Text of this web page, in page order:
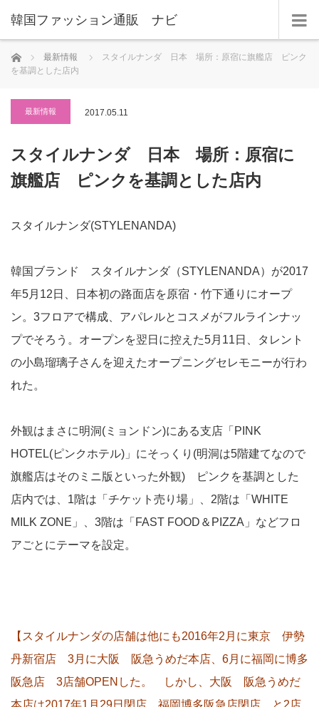
韓国ファッション通販 ナビ
ホーム 最新情報
スタイルナンダ 日本 場所：原宿に旗艦店 ピンク
を基調とした店内
最新情報 2017.05.11
スタイルナンダ 日本 場所：原宿に
旗艦店 ピンクを基調とした店内
スタイルナンダ(STYLENANDA)
韓国ブランド スタイルナンダ（STYLENANDA）が2017
年5月12日、日本初の路面店を原宿・竹下通りにオープ
ン。3フロアで構成、アパレルとコスメがフルラインナッ
プでそろう。オープンを翌日に控えた5月11日、タレント
の小島瑠璃子さんを迎えたオープニングセレモニーが行わ
れた。
外観はまさに明洞(ミョンドン)にある支店「PINK
HOTEL(ピンクホテル)」にそっくり(明洞は5階建てなので
旗艦店はそのミニ版といった外観) ピンクを基調とした
店内では、1階は「チケット売り場」、2階は「WHITE
MILK ZONE」、3階は「FAST FOOD＆PIZZA」などフロ
アごとにテーマを設定。
【スタイルナンダの店舗は他にも2016年2月に東京 伊勢
丹新宿店 3月に大阪 阪急うめだ本店、6月に福岡に博多
阪急店 3店舗OPENした。 しかし、大阪 阪急うめだ
本店は2017年1月29日閉店 福岡博多阪急店閉店 と2店